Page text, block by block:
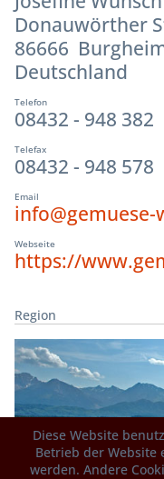
Donauwörther
86666
Deutschland
Telefon
08432 - 948 382
Telefax
08432 - 948 578
Email
info@gemuese-
Webseite
https://
Region
Diese Website
Betrieb der
werden. Andere